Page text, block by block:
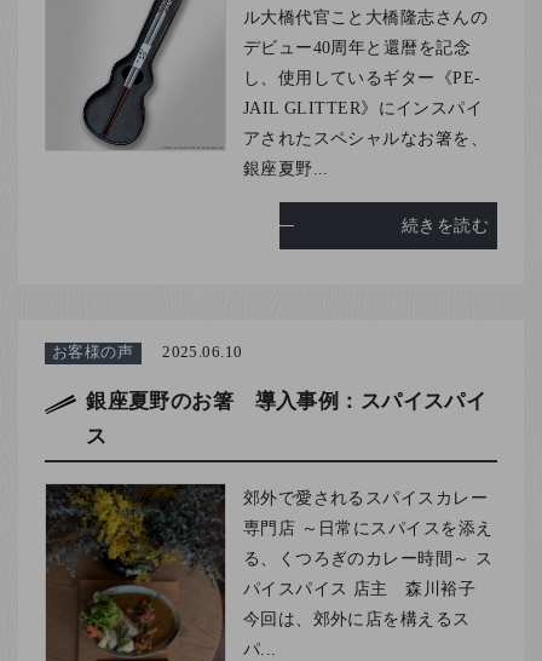
ル大橋代官こと大橋隆志さんの
デビュー40周年と還暦を記念
し、使用しているギター《PE-
JAIL GLITTER》にインスパイ
アされたスペシャルなお箸を、
銀座夏野...
続きを読む
お客様の声 2025.06.10
銀座夏野のお箸 導入事例：スパイスパイ
ス
郊外で愛されるスパイスカレー
専門店 ～日常にスパイスを添え
る、くつろぎのカレー時間～ ス
パイスパイス 店主 森川裕子
今回は、郊外に店を構えるス
パ...